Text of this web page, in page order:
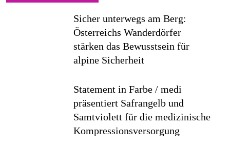
Sicher unterwegs am Berg:
Österreichs Wanderdörfer
stärken das Bewusstsein für
alpine Sicherheit
Statement in Farbe / medi
präsentiert Safrangelb und
Samtviolett für die medizinische
Kompressionsversorgung